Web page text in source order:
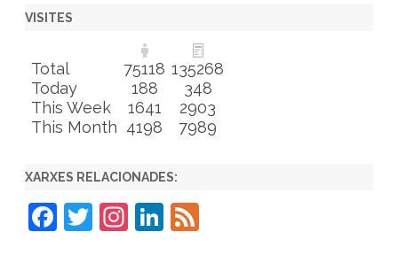
VISITES
Total 75118 135268
Today
188
348
This Week
1641
2903
This Month 4198 7989
XARXES RELACIONADES:
F
T
In Li